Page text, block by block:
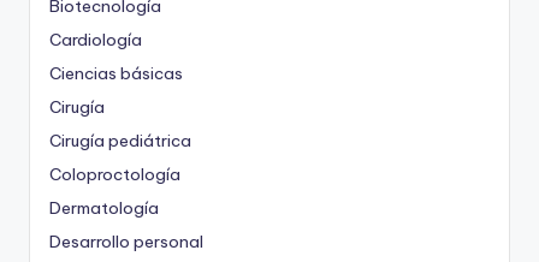
Biotecnología
Cardiología
Ciencias básicas
Cirugía
Cirugía pediátrica
Coloproctología
Dermatología
Desarrollo personal